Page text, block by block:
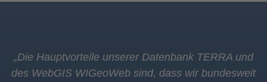
„Die Hauptvorteile unserer Datenbank TERRA und
des WebGIS WIGeoWeb sind, dass wir bundesweit